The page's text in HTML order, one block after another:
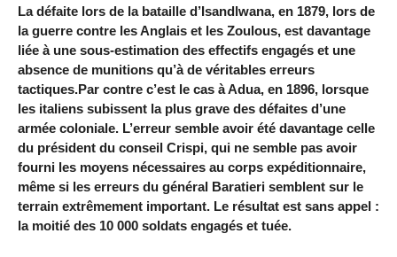
La défaite lors de la bataille d’Isandlwana, en 1879, lors de
la guerre contre les Anglais et les Zoulous, est davantage
liée à une sous-estimation des effectifs engagés et une
absence de munitions qu’à de véritables erreurs
tactiques.Par contre c’est le cas à Adua, en 1896, lorsque
les italiens subissent la plus grave des défaites d’une
armée coloniale. L’erreur semble avoir été davantage celle
du président du conseil Crispi, qui ne semble pas avoir
fourni les moyens nécessaires au corps expéditionnaire,
même si les erreurs du général Baratieri semblent sur le
terrain extrêmement important. Le résultat est sans appel :
la moitié des 10 000 soldats engagés et tuée.